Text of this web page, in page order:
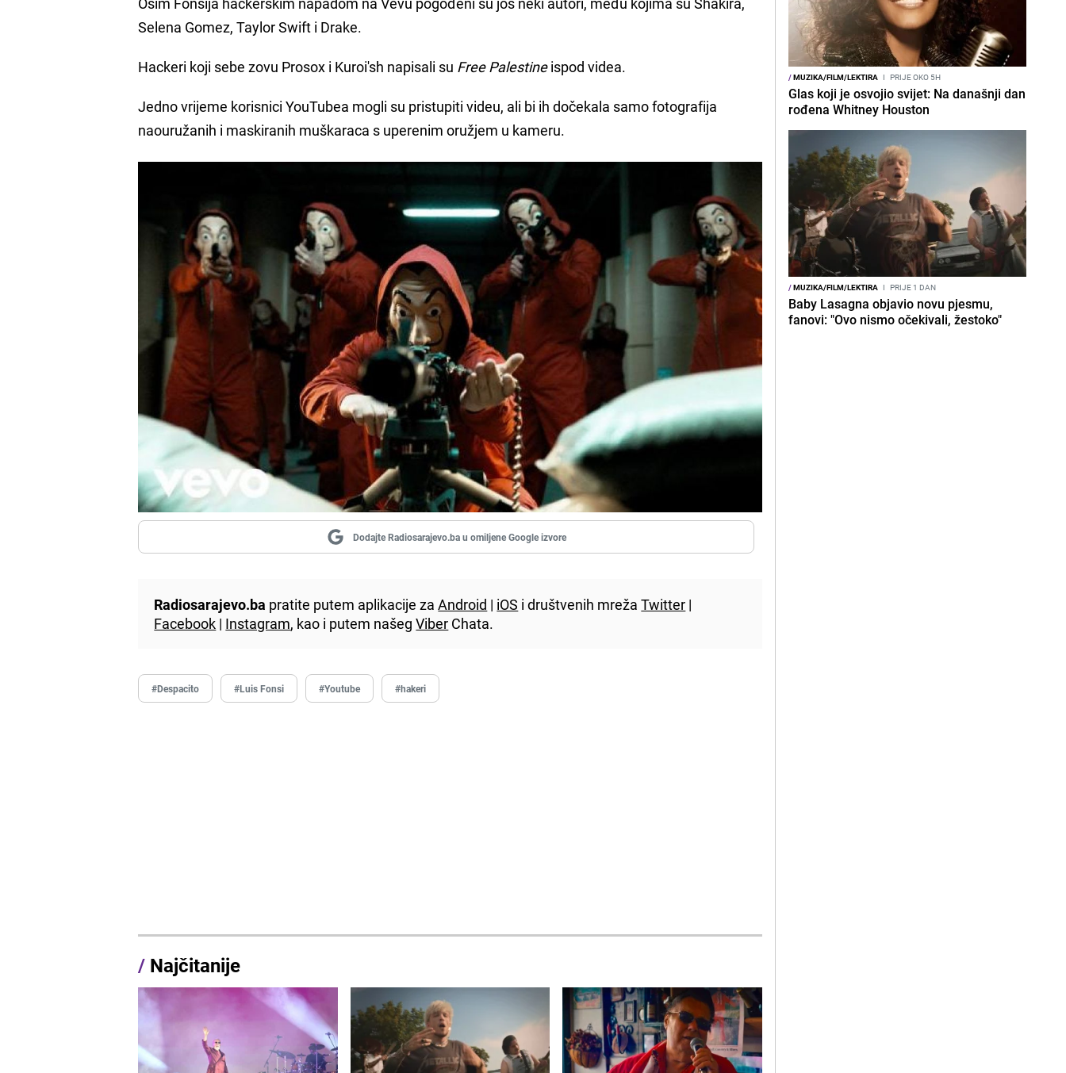
Selena Gomez, Taylor Swift i Drake.
Hackeri koji sebe zovu Prosox i Kuroi'sh napisali su Free Palestineispod videa.
Jedno vrijeme korisnici YouTubea mogli su pristupiti videu, ali bi ih dočekala samo fotografija
naouružanih i maskiranih muškaraca s uperenim oružjem u kameru.
Dodajte Radiosarajevo.ba u omiljene Google izvore
Radiosarajevo.ba pratite putem aplikacije zaAndroid | iOS i društvenih mrežaTwitter |
Facebook | Instagram, kao i putem našegViber Chata.
#Despacito #Luis Fonsi #Youtube #hakeri
/ Najčitanije
/MUZIKA/FILM/LEKTIRA I PRIJE OKO 5H
Glas koji je osvojio svijet: Na današnji dan
rođena Whitney Houston
/MUZIKA/FILM/LEKTIRA I PRIJE 1 DAN
Baby Lasagna objavio novu pjesmu,
fanovi: "Ovo nismo očekivali, žestoko"